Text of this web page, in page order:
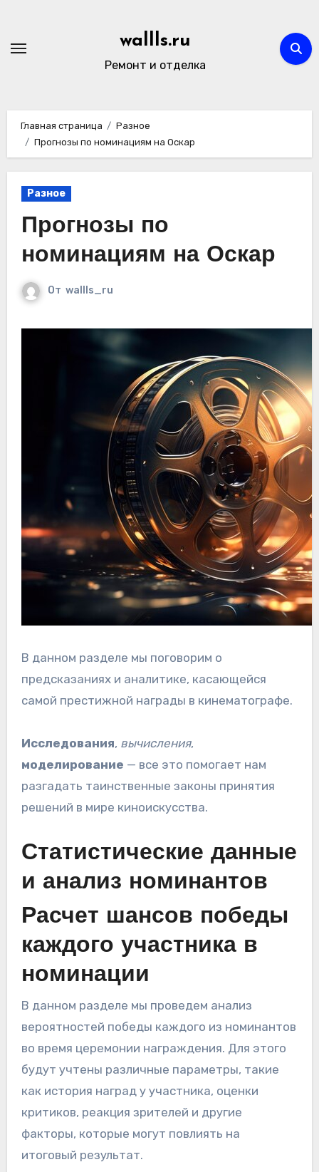
содержимому
wallls.ru
Ремонт и отделка
Главная страница
Разное
Прогнозы по номинациям на Оскар
Разное
Прогнозы по
номинациям на Оскар
От wallls_ru
В данном разделе мы поговорим о
предсказаниях и аналитике, касающейся
самой престижной награды в кинематографе.
Исследования, вычисления,
моделирование — все это помогает нам
разгадать таинственные законы принятия
решений в мире киноискусства.
Статистические данные
и анализ номинантов
Расчет шансов победы
каждого участника в
номинации
В данном разделе мы проведем анализ
вероятностей победы каждого из номинантов
во время церемонии награждения. Для этого
будут учтены различные параметры, такие
как история наград у участника, оценки
критиков, реакция зрителей и другие
факторы, которые могут повлиять на
итоговый результат.